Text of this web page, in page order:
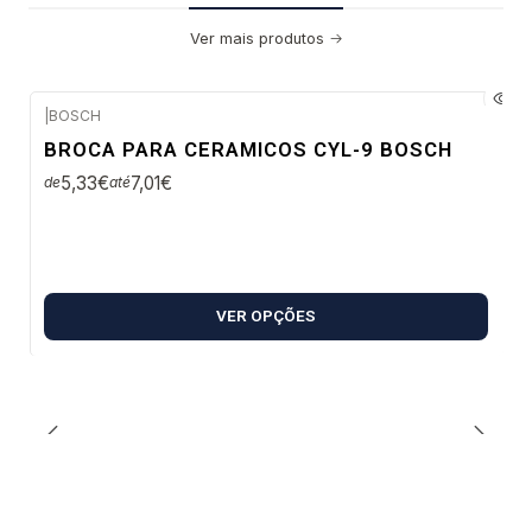
Ver mais produtos
BOSCH
BROCA PARA CERAMICOS CYL-9 BOSCH
de5,33€até7,01€
VER OPÇÕES